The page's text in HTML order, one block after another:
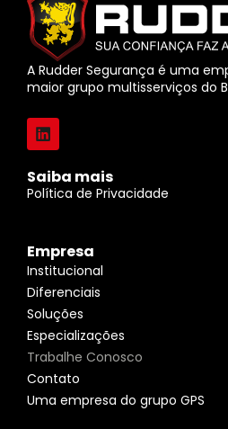
A Rudder Segurança é uma
maior grupo multisserviços do
L
i
k
e
Saiba mais
Política de Privacidade
Empresa
Institucional
Diferenciais
Soluções
Especializações
Trabalhe Conosco
Contato
Uma empresa do grupo GPS